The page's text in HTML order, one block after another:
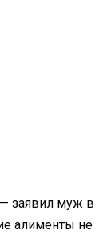
заявил муж в
алименты не